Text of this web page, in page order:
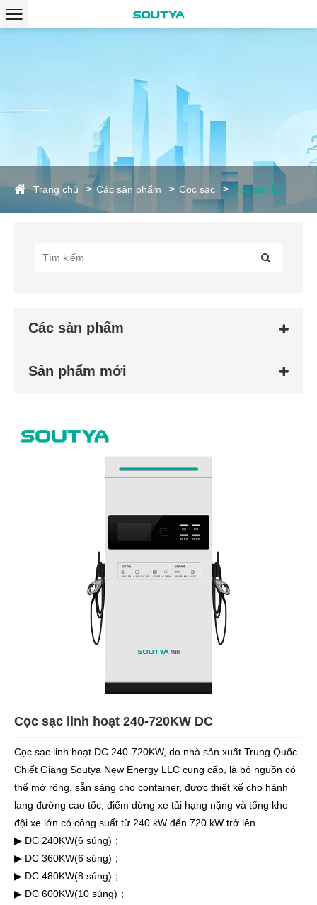
Trang chủ Các sản phẩm Cọc sạc Cọc sạc DC
Các sản phẩm
Sản phẩm mới
Cọc sạc linh hoạt 240-720KW DC
Cọc sạc linh hoạt DC 240-720KW, do nhà sản xuất Trung Quốc
Chiết Giang Soutya New Energy LLC cung cấp, là bộ nguồn có
thể mở rộng, sẵn sàng cho container, được thiết kế cho hành
lang đường cao tốc, điểm dừng xe tải hạng nặng và tổng kho
đội xe lớn có công suất từ ​​240 kW đến 720 kW trở lên.
▶ DC 240KW(6 súng)；
▶ DC 360KW(6 súng)；
▶ DC 480KW(8 súng)；
▶ DC 600KW(10 súng)；